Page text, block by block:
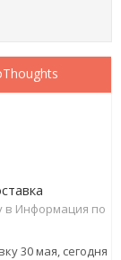
в Информация по
30 мая, сегодня